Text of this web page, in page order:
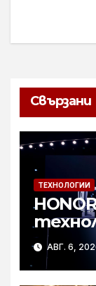
Свързани
ТЕХНОЛОГИИ
АВГ. 6,